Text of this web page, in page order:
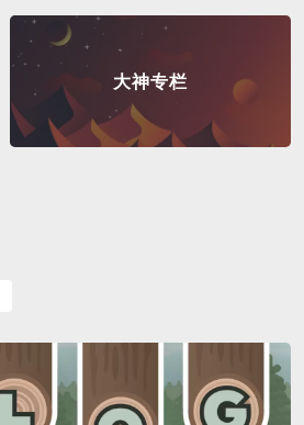
大神专栏